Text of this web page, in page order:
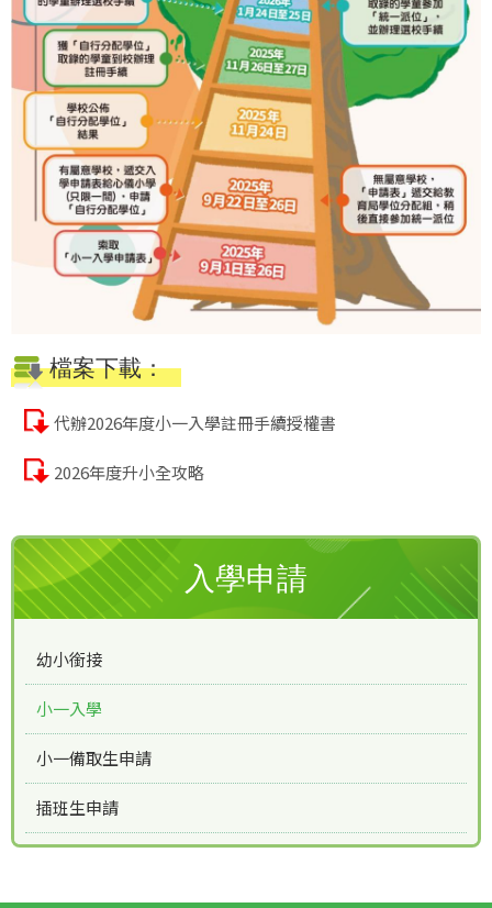
檔案下載：
代辦2026年度小一入學註冊手續授權書
2026年度升小全攻略
入學申請
幼小銜接
小一入學
小一備取生申請
插班生申請